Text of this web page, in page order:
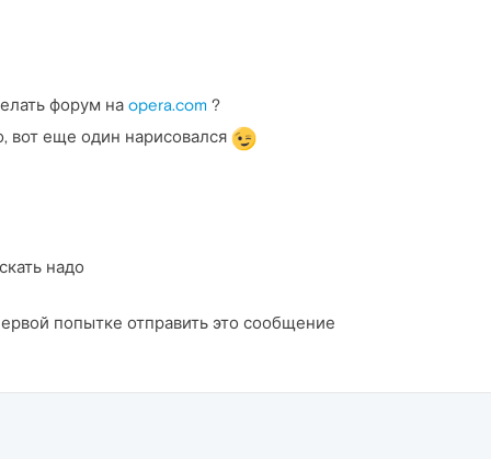
форум на opera.com ?
вот еще один нарисовался
надо
попытке отправить это сообщение